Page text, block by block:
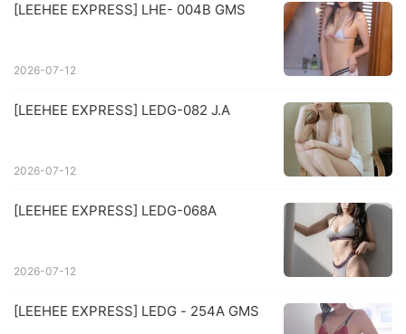
[LEEHEE EXPRESS] LHE- 004B GMS
2026-07-12
[LEEHEE EXPRESS] LEDG-082 J.A
2026-07-12
[LEEHEE EXPRESS] LEDG-068A
2026-07-12
[LEEHEE EXPRESS] LEDG - 254A GMS